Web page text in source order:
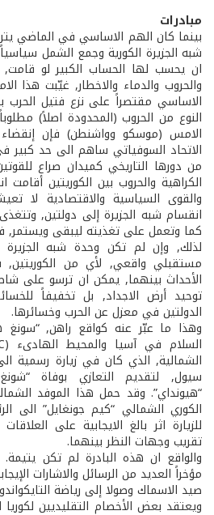
مبادرات
بينما كان الهم الاساسي في الماضي
شبه الجزيرة الكورية وجمع الشمل
ان يحسب لها الحساب الكبير لو قامت,
والحروب والدماء والاخطار, غيّبت هذا
الاساسي مقتصراً على نزع فتيل الحرب
النوع من الحروب (المحدودة اصلاً)
الامس (موسكو وواشنطن) فإن إنقضاء
الاتحاد السوفياتي ساهم الى حد كبير
من دورها التاريخي كميدان صراع
الكراهية والحروب بين الكوريتين
والقوى السياسية والاقتصادية لا
انقسام شبه الجزيرة إلى دولتين,
كما وتعمل على تغذيته ليبقى ويستمر,
لذلك, وإن لم تكن وحدة شبه
مستقبلي واقعي, لأي من الكوريتين,
الأحداث بينهما, يمكن ان ترسو على
توحيد أرض الاجداد, بل تخفيفاً
الدولتين في معزل عن الحرب وخسائرها.
وهذا ما عبّر عنه كواقع راهن, “سونغ
الشمالية, الذي كان في زيارة رسمية
سيول, لتقديم التعازي بوفاة
“هيونداي”. وقد حمل هذا الموفد
الكوري الشمالي “كيم جونغ­ايل” الى
للزيارة اثر بالغ الايجابية على
تقريب وجهات النظر بينهما.
والواقع ان هذه البادرة لم تكن
مؤخراً العديد من الرسائل والاشارات
صيد الاسماك وصولا إلى رياضة
ويعتقد بعض الأخصام التقليديين لكوريا